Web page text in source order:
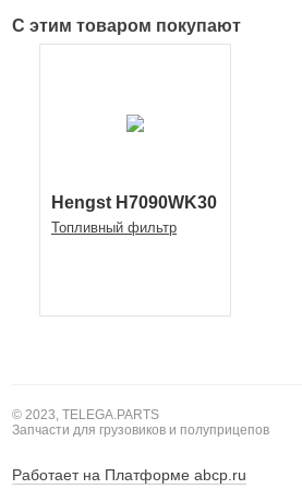
С этим товаром покупают
Hengst H7090WK30
Топливный фильтр
Работает на Платформе abcp.ru
© 2023, TELEGA.PARTS
Запчасти для грузовиков и полуприцепов